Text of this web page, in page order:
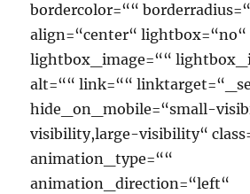
bordercolor=““
align=“center“
lightbox_image=““
alt=““ link=““
hide_on_mobile=“small-
visibility,large-visibility“
animation_type=““
animation_direction=“left“